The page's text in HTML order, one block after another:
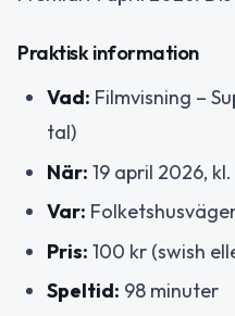
Praktisk information
Vad: Filmvisning –
tal)
När: 19 april 2026, kl.
Var:
Pris: 100 kr (swish
Speltid: 98 minuter